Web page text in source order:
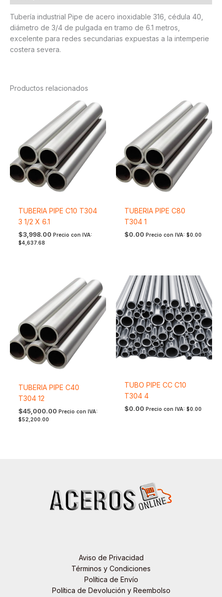
Tubería industrial Pipe de acero inoxidable 316, cédula 40,
diámetro de 3/4 de pulgada en tramo de 6.1 metros,
excelente para redes secundarias expuestas a la intemperie
costera severa.
Productos relacionados
TUBERIA PIPE C10 T304
3 1/2 X 6.1
$3,998.00 Precio con IVA:
$4,637.68
TUBERIA PIPE C80
T304 1
$0.00 Precio con IVA: $0.00
TUBERIA PIPE C40
T304 12
$45,000.00 Precio con IVA:
$52,200.00
TUBO PIPE CC C10
T304 4
$0.00 Precio con IVA: $0.00
Aviso de Privacidad
Términos y Condiciones
Política de Envío
Política de Devolución y Reembolso